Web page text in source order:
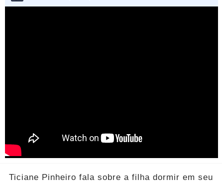
Ticiane Pinheiro fala sobre a filha dormir em seu